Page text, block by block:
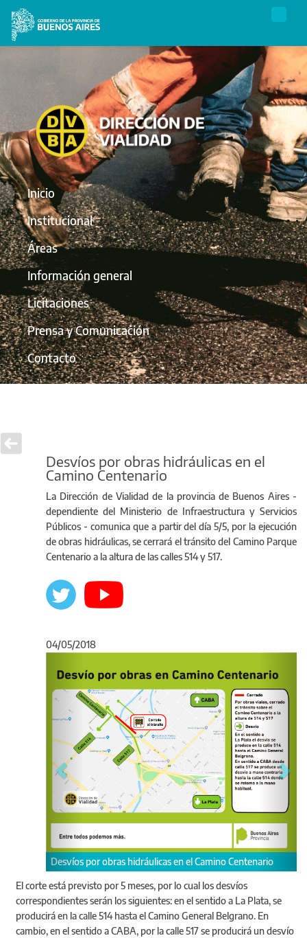
Inicio
Institucional
Áreas
Información general
Licitaciones
Prensa y Comunicación
Contacto
Desvíos por obras hidráulicas en el
Camino Centenario
La Dirección de Vialidad de la provincia de Buenos Aires -
dependiente del Ministerio de Infraestructura y Servicios
Públicos - comunica que a partir del día 5/5, por la ejecución
de obras hidráulicas, se cerrará el tránsito del Camino Parque
Centenario a la altura de las calles 514 y 517.
04/05/2018
Desvíos por obras hidráulicas en el Camino Centenario
Anterior
El corte está previsto por 5 meses, por lo cual los desvíos
correspondientes serán los siguientes: en el sentido a La Plata, se
producirá en la calle 514 hasta el Camino General Belgrano. En
cambio, en el sentido a CABA, por la calle 517 se producirá un desvío